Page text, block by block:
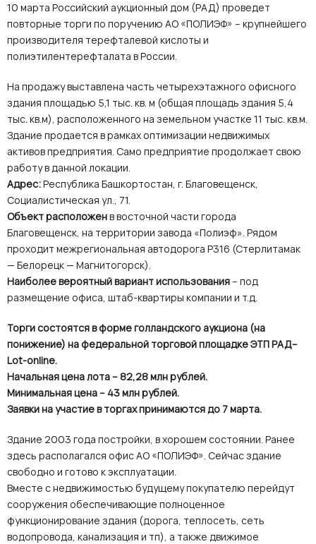
10 марта Российский аукционный дом (РАД) проведет
повторные торги по поручению АО «ПОЛИЭФ» – крупнейшего
производителя терефталевой кислоты и
полиэтилентерефталата в России.
На продажу выставлена часть четырехэтажного офисного
здания площадью 5,1 тыс. кв. м (общая площадь здания 5,4
тыс. кв.м), расположенного на земельном участке 11 тыс. кв.м.
Здание продается в рамках оптимизации недвижимых
активов предприятия. Само предприятие продолжает свою
работу в данной локации.
Адрес:Республика Башкортостан, г. Благовещенск,
Социалистическая ул., 71.
Объект расположенв восточной части города
Благовещенск, на территории завода «Полиэф». Рядом
проходит межрегиональная автодорога Р316 (Стерлитамак
— Белорецк — Магнитогорск).
Наиболее вероятный вариант использования– под
размещение офиса, штаб-квартиры компании и т.д.
Торги состоятся в форме голландского аукциона (на
понижение) на федеральной торговой площадке ЭТП РАД–
Lot-online.
Начальная цена лота – 82,28 млн рублей.
Минимальная цена – 43 млн рублей.
Заявки на участие в торгах принимаются до 7 марта.
Здание 2003 года постройки, в хорошем состоянии. Ранее
здесь располагался офис АО «ПОЛИЭФ». Сейчас здание
свободно и готово к эксплуатации.
Вместе с недвижимостью будущему покупателю перейдут
сооружения обеспечивающие полноценное
функционирование здания (дорога, теплосеть, сеть
водопровода, канализация и тп), а также движимое